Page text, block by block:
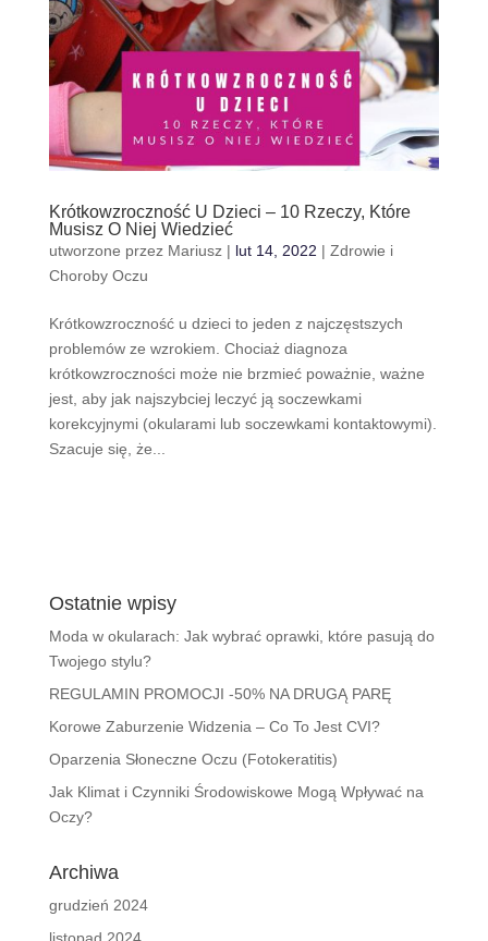
Krótkowzroczność U Dzieci – 10 Rzeczy, Które
Musisz O Niej Wiedzieć
utworzone przez Mariusz| lut 14, 2022 | Zdrowie i
Choroby Oczu
Krótkowzroczność u dzieci to jeden z najczęstszych
problemów ze wzrokiem. Chociaż diagnoza
krótkowzroczności może nie brzmieć poważnie, ważne
jest, aby jak najszybciej leczyć ją soczewkami
korekcyjnymi (okularami lub soczewkami kontaktowymi).
Szacuje się, że...
Ostatnie wpisy
Moda w okularach: Jak wybrać oprawki, które pasują do
Twojego stylu?
REGULAMIN PROMOCJI -50% NA DRUGĄ PARĘ
Korowe Zaburzenie Widzenia – Co To Jest CVI?
Oparzenia Słoneczne Oczu (Fotokeratitis)
Jak Klimat i Czynniki Środowiskowe Mogą Wpływać na
Oczy?
Archiwa
grudzień 2024